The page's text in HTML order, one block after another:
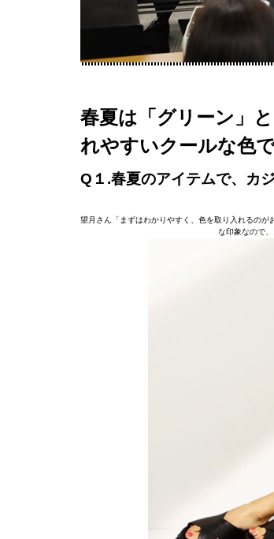
春夏は「グリーン」
れやすいクールな色で
Q１.春夏のアイテムで、カ
望月さん「まずはわかりやすく、色を取り入れるの
な印象なので